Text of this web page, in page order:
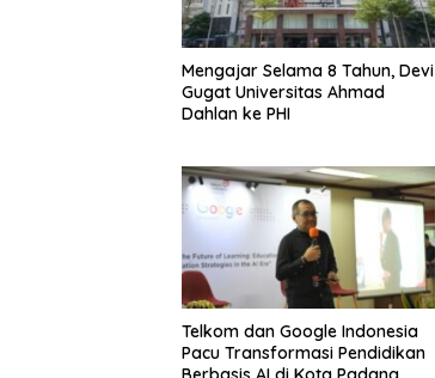
Mengajar Selama 8 Tahun, Devi
Gugat Universitas Ahmad
Dahlan ke PHI
Telkom dan Google Indonesia
Pacu Transformasi Pendidikan